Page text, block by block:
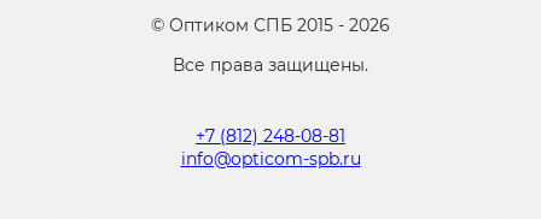
© Оптиком СПБ 2015 - 2026
Все права защищены.
+7 (812) 248-08-81
info@opticom-spb.ru